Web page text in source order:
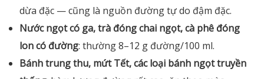
dừa đặc — cũng là nguồn đường tự do đậm đặc.
Nước ngọt có ga, trà đóng chai ngọt, cà phê đóng
lon có đường: thường 8–12 g đường/100 ml.
Bánh trung thu, mứt Tết, các loại bánh ngọt truyền